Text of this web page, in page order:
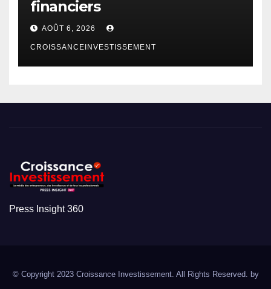
financiers
AOÛT 6, 2026
CROISSANCEINVESTISSEMENT
Press Insight 360
© Copyright 2023 Croissance Investissement. All Rights Reserved. by